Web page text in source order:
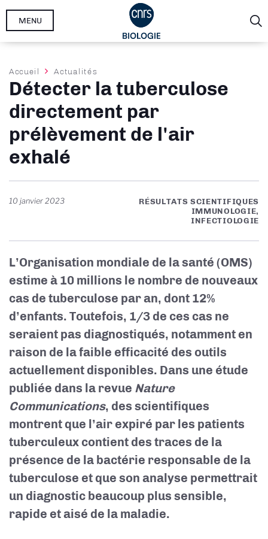
Aller
MENU
Fil
d'Ariane
Accueil Actualités
Détecter la tuberculose
directement par
prélèvement de l'air
exhalé
10 janvier 2023
RÉSULTATS SCIENTIFIQUES
IMMUNOLOGIE,
INFECTIOLOGIE
L’Organisation mondiale de la santé (OMS)
estime à 10 millions le nombre de nouveaux
cas de tuberculose par an, dont 12%
d’enfants. Toutefois, 1/3 de ces cas ne
seraient pas diagnostiqués, notamment en
raison de la faible efficacité des outils
actuellement disponibles. Dans une étude
publiée dans la revue Nature
Communications, des scientifiques
montrent que l’air expiré par les patients
tuberculeux contient des traces de la
présence de la bactérie responsable de la
tuberculose et que son analyse permettrait
un diagnostic beaucoup plus sensible,
rapide et aisé de la maladie.